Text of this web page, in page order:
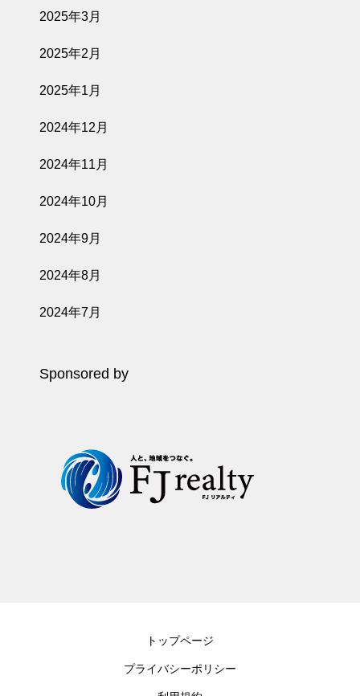
2025年3月
2025年2月
2025年1月
2024年12月
2024年11月
2024年10月
2024年9月
2024年8月
2024年7月
Sponsored by
トップページ
プライバシーポリシー